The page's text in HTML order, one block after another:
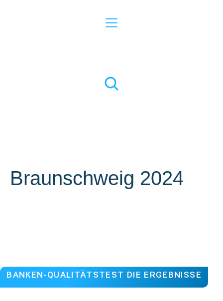
Braunschweig 2024
BANKEN-QUALITÄTSTEST DIE ERGEBNISSE